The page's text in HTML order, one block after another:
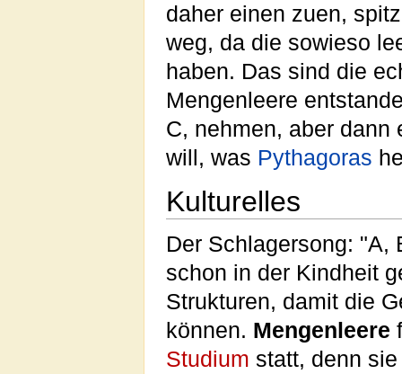
daher einen zuen,
weg, da die sowieso
haben. Das sind die
Mengenleere
C, nehmen, aber dann
will, was Pythagoras
Kulturelles
Der Schlagersong: "A,
schon in der Kindheit
Strukturen, damit die
können. Mengenleere
Studium statt, denn